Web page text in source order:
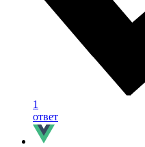
1
ответ